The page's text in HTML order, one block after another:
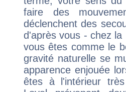
faire des
déclenchent des
d'après vous - chez
vous êtes comme le
gravité naturelle se
apparence enjouée
êtes à l'intérieur